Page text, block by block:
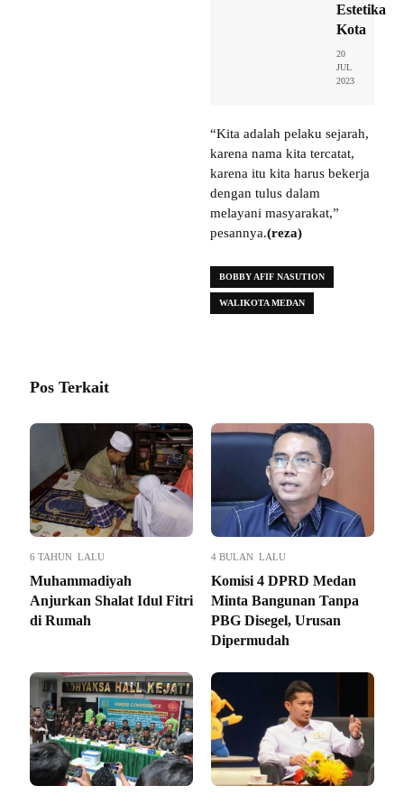
Estetika
Kota
20
JUL
2023
“Kita adalah pelaku sejarah,
karena nama kita tercatat,
karena itu kita harus bekerja
dengan tulus dalam
melayani masyarakat,”
pesannya.(reza)
BOBBY AFIF NASUTION
WALIKOTA MEDAN
Pos Terkait
6 TAHUN LALU
Muhammadiyah
Anjurkan Shalat Idul Fitri
di Rumah
4 BULAN LALU
Komisi 4 DPRD Medan
Minta Bangunan Tanpa
PBG Disegel, Urusan
Dipermudah